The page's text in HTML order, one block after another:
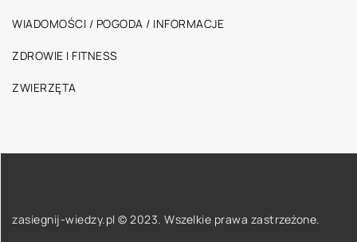
WIADOMOŚCI / POGODA / INFORMACJE
ZDROWIE I FITNESS
ZWIERZĘTA
zasiegnij-wiedzy.pl © 2023. Wszelkie prawa zastrzeżone.